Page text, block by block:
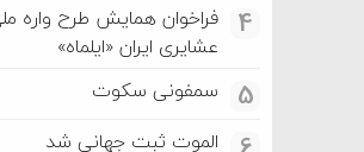
4
فراخوان همایش طرح واره
عشایری ایران «ایلماه»
5 سمفونی سکوت
الموت ثبت جهانی شد